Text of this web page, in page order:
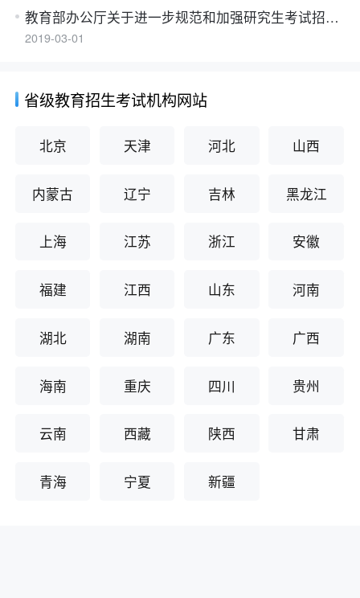
者二级以上表彰，符合全国硕士研究生招生考试报
考条件的退役人员，可申请免初试攻读硕士研究
不得补报。
（六）2022级拟转段的强基生于2025年10月13
段的录取信息。
教育部办公厅关于进一步规范和加强研究生考试招生工作的通知
2019-03-01
省级教育招生考试机构网站
北京 天津 河北 山西
内蒙古 辽宁 吉林 黑龙江
上海 江苏 浙江 安徽
福建 江西 山东 河南
湖北 湖南 广东 广西
海南 重庆 四川 贵州
云南 西藏 陕西 甘肃
青海 宁夏 新疆